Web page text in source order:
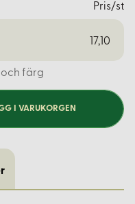
Pris/st
17,10
och färg
I VARUKORGEN